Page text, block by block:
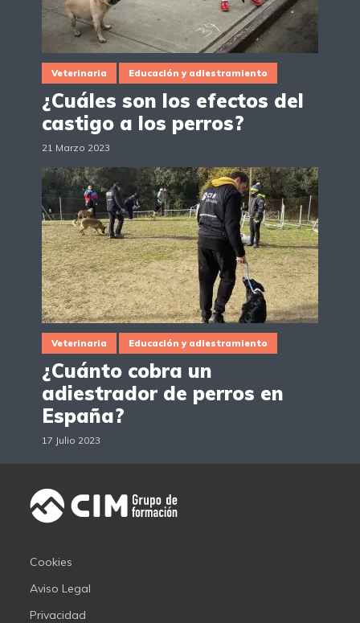
Veterinaria Educación y adiestramiento
¿Cuáles son los efectos del
castigo a los perros?
21 Marzo 2023
Veterinaria Educación y adiestramiento
¿Cuánto cobra un
adiestrador de perros en
España?
17 Julio 2023
Cookies
Aviso Legal
Privacidad